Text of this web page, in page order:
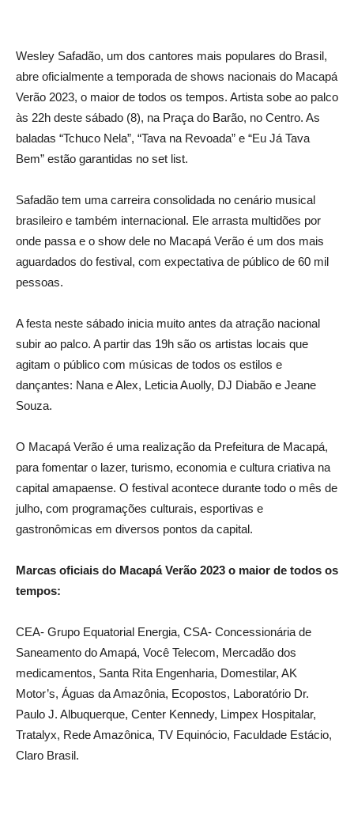
Wesley Safadão, um dos cantores mais populares do Brasil,
abre oficialmente a temporada de shows nacionais do Macapá
Verão 2023, o maior de todos os tempos. Artista sobe ao palco
às 22h deste sábado (8), na Praça do Barão, no Centro. As
baladas “Tchuco Nela”, “Tava na Revoada” e “Eu Já Tava
Bem” estão garantidas no set list.
Safadão tem uma carreira consolidada no cenário musical
brasileiro e também internacional. Ele arrasta multidões por
onde passa e o show dele no Macapá Verão é um dos mais
aguardados do festival, com expectativa de público de 60 mil
pessoas.
A festa neste sábado inicia muito antes da atração nacional
subir ao palco. A partir das 19h são os artistas locais que
agitam o público com músicas de todos os estilos e
dançantes: Nana e Alex, Leticia Auolly, DJ Diabão e Jeane
Souza.
O Macapá Verão é uma realização da Prefeitura de Macapá,
para fomentar o lazer, turismo, economia e cultura criativa na
capital amapaense. O festival acontece durante todo o mês de
julho, com programações culturais, esportivas e
gastronômicas em diversos pontos da capital.
Marcas oficiais do Macapá Verão 2023 o maior de todos os
tempos:
CEA- Grupo Equatorial Energia, CSA- Concessionária de
Saneamento do Amapá, Você Telecom, Mercadão dos
medicamentos, Santa Rita Engenharia, Domestilar, AK
Motor’s, Águas da Amazônia, Ecopostos, Laboratório Dr.
Paulo J. Albuquerque, Center Kennedy, Limpex Hospitalar,
Tratalyx, Rede Amazônica, TV Equinócio, Faculdade Estácio,
Claro Brasil.